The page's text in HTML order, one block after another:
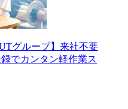
グループ】来社不要
でカンタン軽作業ス